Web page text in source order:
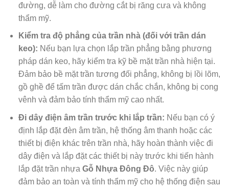
đường, dễ làm cho đường cắt bị răng cưa và không
thẩm mỹ.
Kiểm tra độ phẳng của trần nhà (đối với trần dán
keo): Nếu bạn lựa chọn lắp trần phẳng bằng phương
pháp dán keo, hãy kiểm tra kỹ bề mặt trần nhà hiện tại.
Đảm bảo bề mặt trần tương đối phẳng, không bị lồi lõm,
gồ ghề để tấm trần được dán chắc chắn, không bị cong
vênh và đảm bảo tính thẩm mỹ cao nhất.
Đi dây điện âm trần trước khi lắp trần: Nếu bạn có ý
định lắp đặt đèn âm trần, hệ thống âm thanh hoặc các
thiết bị điện khác trên trần nhà, hãy hoàn thành việc đi
dây điện và lắp đặt các thiết bị này trước khi tiến hành
lắp đặt trần nhựa Gỗ Nhựa Đông Đô. Việc này giúp
đảm bảo an toàn và tính thẩm mỹ cho hệ thống điện sau